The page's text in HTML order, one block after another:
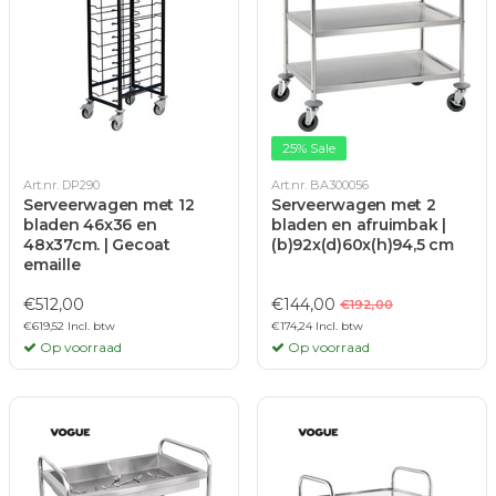
Art.nr. DP290
Serveerwagen met 12
bladen 46x36 en
48x37cm. | Gecoat
emaille
€512,00
€619,52 Incl. btw
Op voorraad
25% Sale
Art.nr. BA300056
Serveerwagen met 2
bladen en afruimbak |
(b)92x(d)60x(h)94,5 cm
€144,00 €192,00
€174,24 Incl. btw
Op voorraad